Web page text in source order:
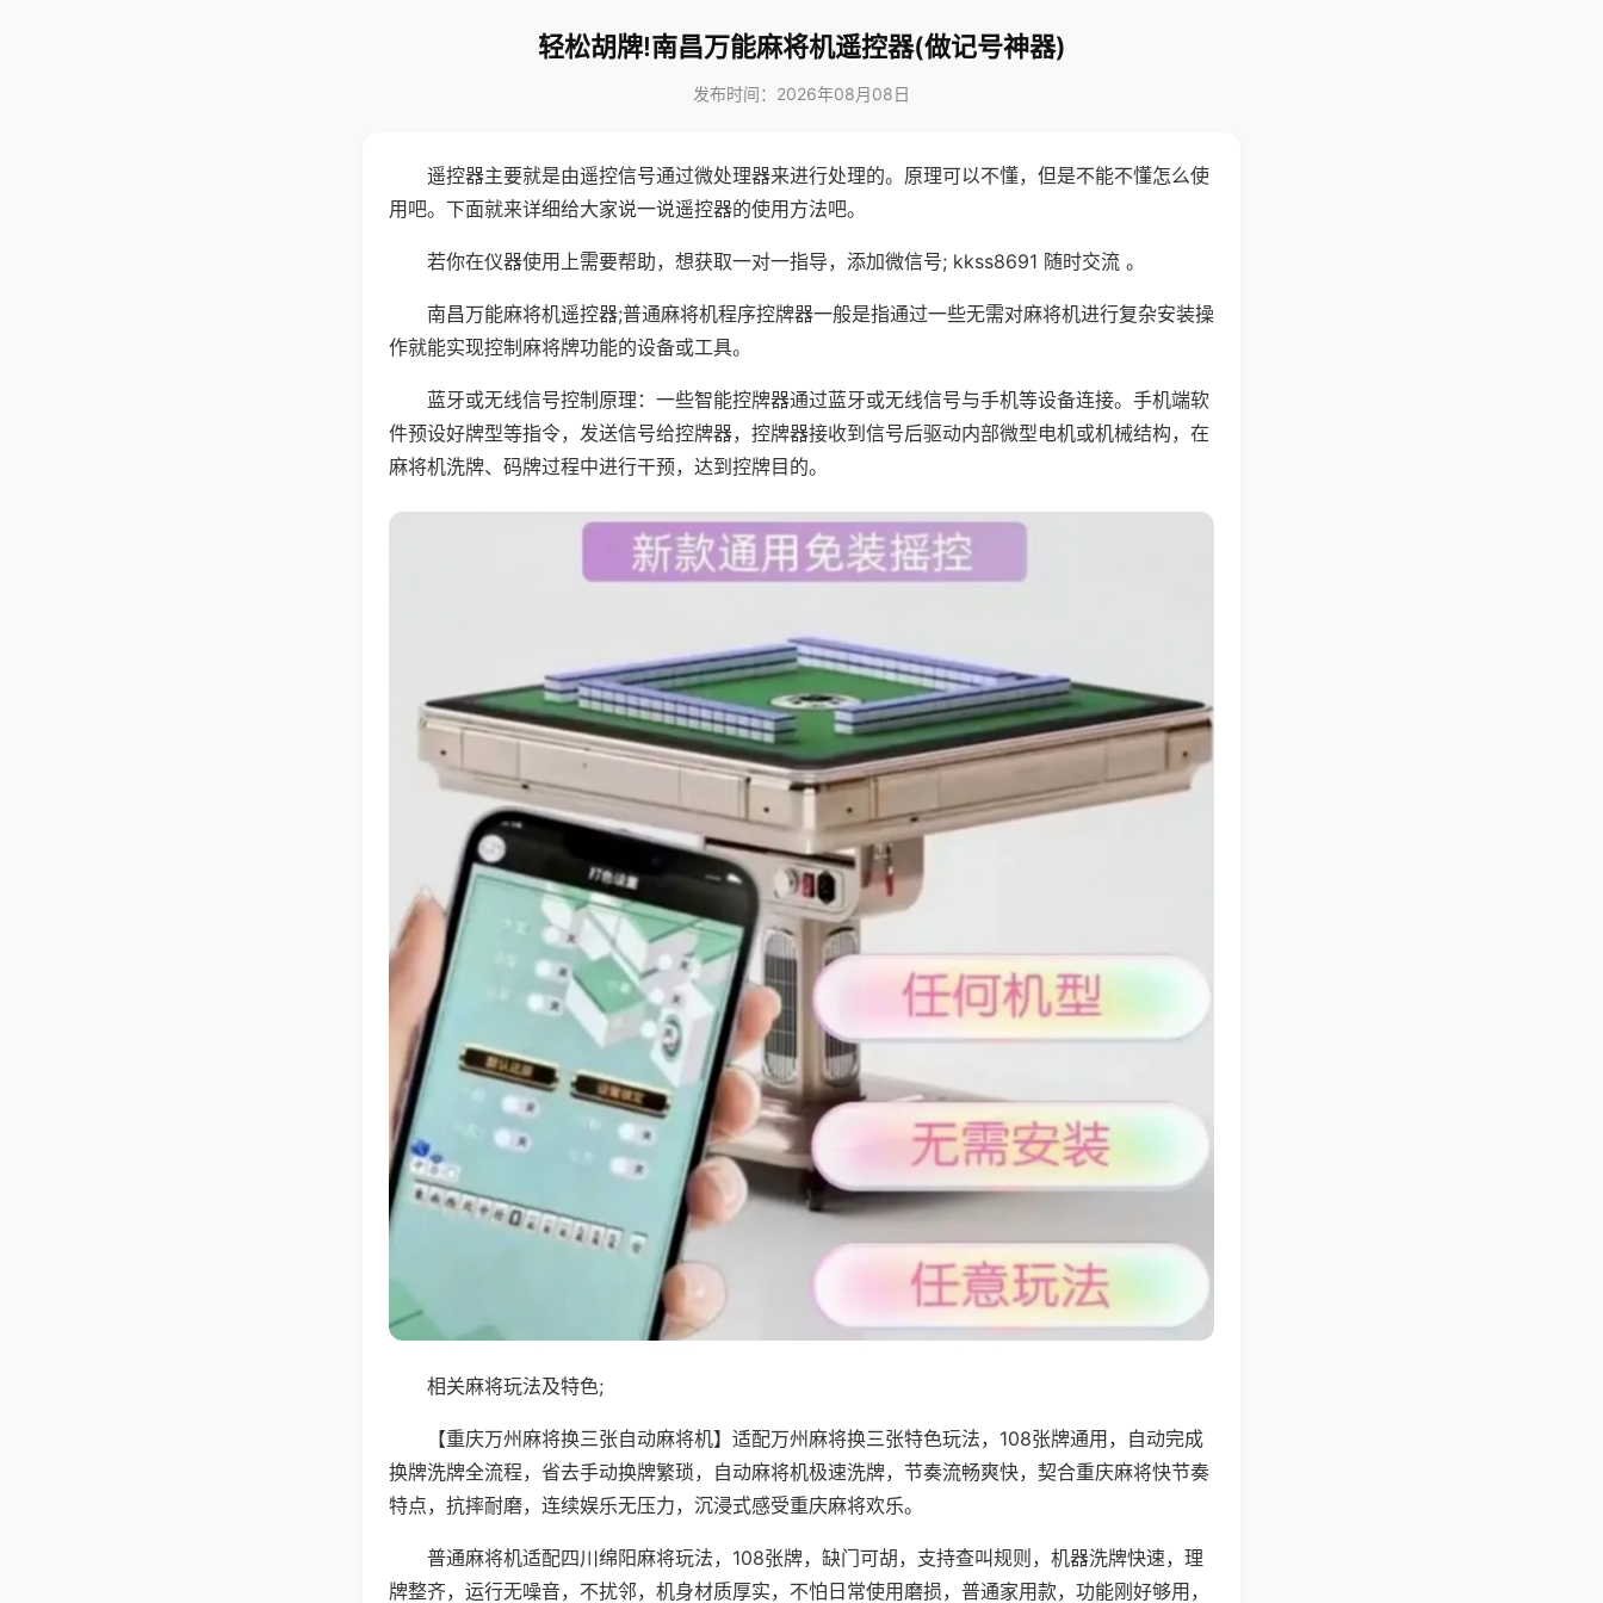
轻松胡牌!南昌万能麻将机遥控器(做记号神器)
发布时间：2026年08月08日
遥控器主要就是由遥控信号通过微处理器来进行处理的。原理可以不懂，但是不能不懂怎么使
用吧。下面就来详细给大家说一说遥控器的使用方法吧。
若你在仪器使用上需要帮助，想获取一对一指导，添加微信号; kkss8691 随时交流 。
南昌万能麻将机遥控器;普通麻将机程序控牌器一般是指通过一些无需对麻将机进行复杂安装操
作就能实现控制麻将牌功能的设备或工具。
蓝牙或无线信号控制原理：一些智能控牌器通过蓝牙或无线信号与手机等设备连接。手机端软
件预设好牌型等指令，发送信号给控牌器，控牌器接收到信号后驱动内部微型电机或机械结构，在
麻将机洗牌、码牌过程中进行干预，达到控牌目的。
相关麻将玩法及特色;
【重庆万州麻将换三张自动麻将机】适配万州麻将换三张特色玩法，108张牌通用，自动完成
换牌洗牌全流程，省去手动换牌繁琐，自动麻将机极速洗牌，节奏流畅爽快，契合重庆麻将快节奏
特点，抗摔耐磨，连续娱乐无压力，沉浸式感受重庆麻将欢乐。
普通麻将机适配四川绵阳麻将玩法，108张牌，缺门可胡，支持查叫规则，机器洗牌快速，理
牌整齐，运行无噪音，不扰邻，机身材质厚实，不怕日常使用磨损，普通家用款，功能刚好够用，